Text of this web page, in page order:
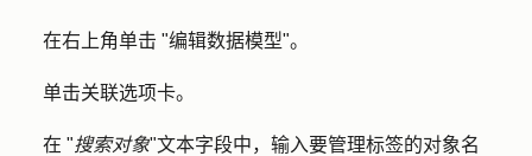
在右上角单击 "编辑数据模型"。
单击关联选项卡。
在 "搜索对象"文本字段中，输入要管理标签的对象名